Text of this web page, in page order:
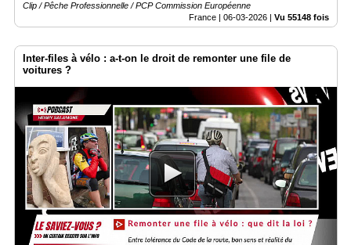
Clip / Pêche Professionnelle / PCP Commission Européenne
France | 06-03-2026 Vu 55148 fois
Inter-files à vélo : a-t-on le droit de remonter une file de
voitures ?